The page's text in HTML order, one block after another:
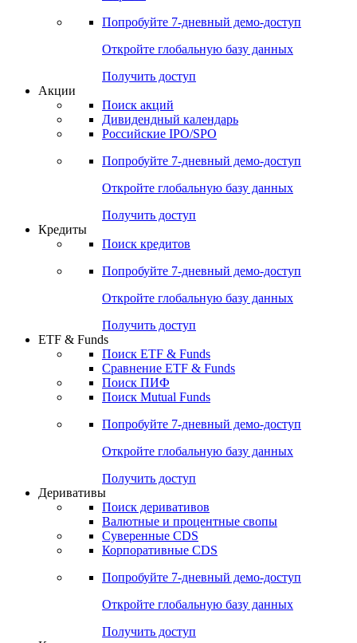
Cbonds Pages
Опросы
Попробуйте7-дневный
Откройте глобальную базу данных
Получить доступ
Поиск акций
Российские IPO/SPO
Попробуйте7-дневный
Откройте глобальную базу данных
Получить доступ
Поиск кредитов
Попробуйте7-дневный
Откройте глобальную базу данных
Получить доступ
ETF & Funds
Сравнение ETF & Funds
Поиск Mutual Funds
Попробуйте7-дневный
Откройте глобальную базу данных
Получить доступ
Деривативы
Валютные и процентные свопы
Корпоративные CDS
Попробуйте7-дневный